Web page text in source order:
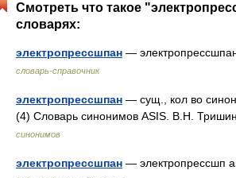
Смотреть что такое
словарях:
электропрессшпан —
словарь-справочник
электропрессшпан — сущ., кол во
(4) Словарь синонимов ASIS. В.Н.
синонимов
электропрессшпан — электропрессшп